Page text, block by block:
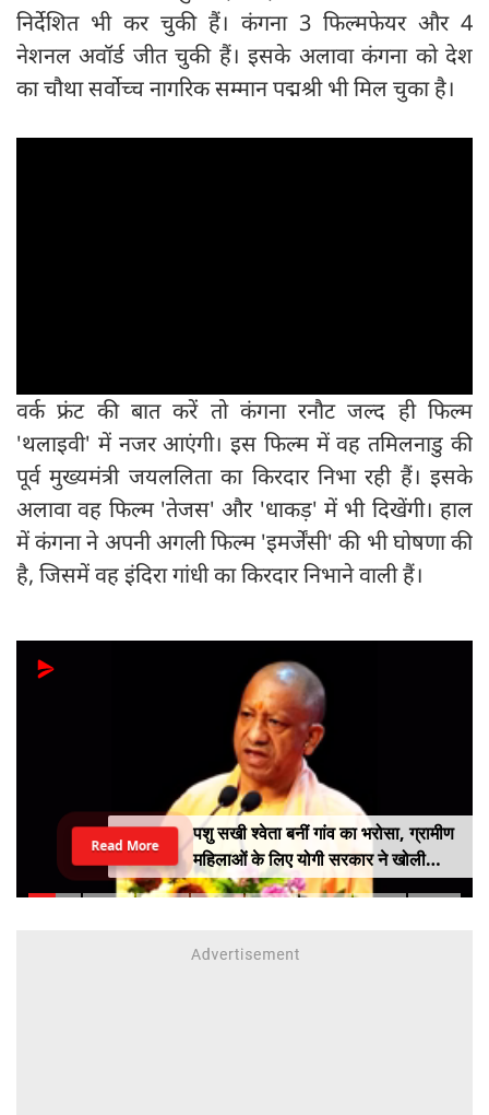
निर्देशित भी कर चुकी हैं। कंगना 3 फिल्मफेयर और 4
नेशनल अवॉर्ड जीत चुकी हैं। इसके अलावा कंगना को देश
का चौथा सर्वोच्च नागरिक सम्मान पद्मश्री भी मिल चुका है।
वर्क फ्रंट की बात करें तो कंगना रनौट जल्द ही फिल्म
'थलाइवी' में नजर आएंगी। इस फिल्म में वह तमिलनाडु की
पूर्व मुख्यमंत्री जयललिता का किरदार निभा रही हैं। इसके
अलावा वह फिल्म 'तेजस' और 'धाकड़' में भी दिखेंगी। हाल
में कंगना ने अपनी अगली फिल्म 'इमर्जेंसी' की भी घोषणा की
है, जिसमें वह इंदिरा गांधी का किरदार निभाने वाली हैं।
पशु सखी श्वेता बनीं गांव का भरोसा, ग्रामीण
महिलाओं के लिए योगी सरकार ने खोली
आत्मनिर्भरता की राह
Read More